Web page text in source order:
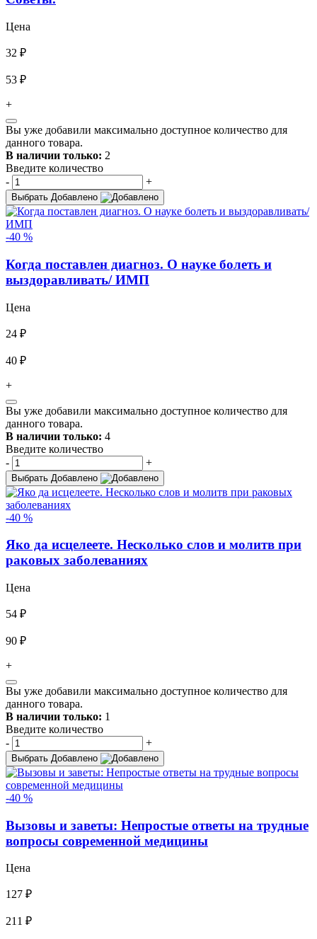
Цена
32 ₽
53 ₽
+
Вы уже добавили максимально доступное количество для
данного товара.
В наличии только: 2
Введите количество
-
+
Выбрать Добавлено
-40 %
Когда поставлен диагноз. О науке болеть и
выздоравливать/ ИМП
Цена
24 ₽
40 ₽
+
Вы уже добавили максимально доступное количество для
данного товара.
В наличии только: 4
Введите количество
-
+
Выбрать Добавлено
-40 %
Яко да исцелеете. Несколько слов и молитв при
раковых заболеваниях
Цена
54 ₽
90 ₽
+
Вы уже добавили максимально доступное количество для
данного товара.
В наличии только: 1
Введите количество
-
+
Выбрать Добавлено
-40 %
Вызовы и заветы: Непростые ответы на трудные
вопросы современной медицины
Цена
127 ₽
211 ₽